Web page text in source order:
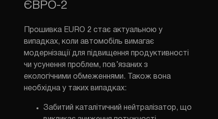
ЄВРО-2
Прошивка EURO 2 стає актуальною у
випадках, коли автомобіль вимагає
модернізації для підвищення продуктивності
чи усунення проблем, пов’язаних з
екологічними обмеженнями. Також вона
необхідна у таких випадках:
Забитий каталітичний нейтралізатор, що